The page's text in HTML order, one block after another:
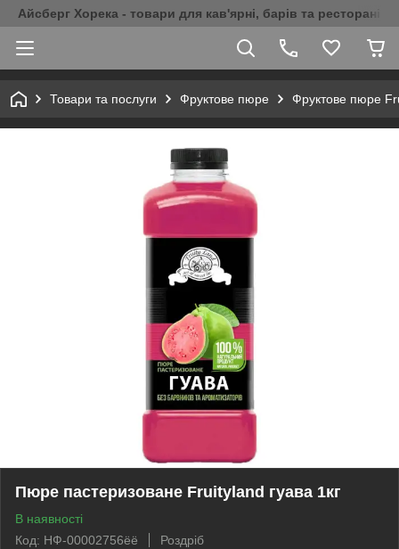
Айсберг Хорека - товари для кав'ярні, барів та ресторанів
Товари та послуги Фруктове пюре Фруктове пюре
Пюре пастеризоване Fruityland гуава 1кг
В наявності
Код: НФ-00002756ёё
Роздріб